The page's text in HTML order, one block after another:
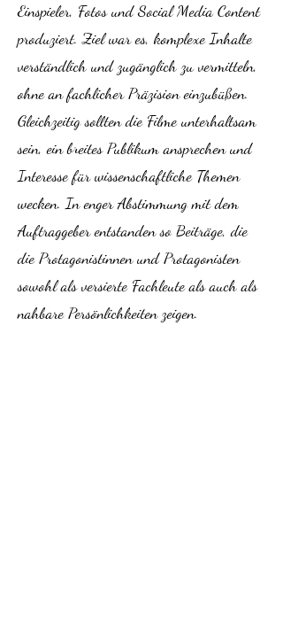
Einspieler, Fotos und Social Media Content
produziert. Ziel war es, komplexe Inhalte
verständlich und zugänglich zu vermitteln,
ohne an fachlicher Präzision einzubüßen.
Gleichzeitig sollten die Filme unterhaltsam
sein, ein breites Publikum ansprechen und
Interesse für wissenschaftliche Themen
wecken. In enger Abstimmung mit dem
Auftraggeber entstanden so Beiträge, die
die Protagonistinnen und Protagonisten
sowohl als versierte Fachleute als auch als
nahbare Persönlichkeiten zeigen.